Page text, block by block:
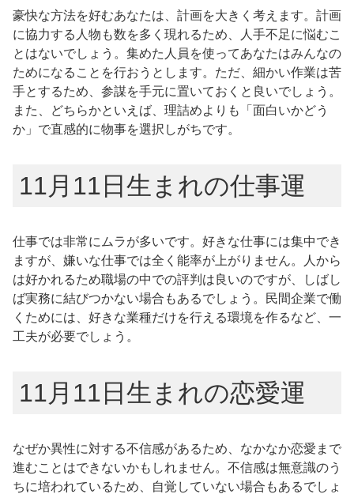
豪快な方法を好むあなたは、計画を大きく考えます。計画
に協力する人物も数を多く現れるため、人手不足に悩むこ
とはないでしょう。集めた人員を使ってあなたはみんなの
ためになることを行おうとします。ただ、細かい作業は苦
手とするため、参謀を手元に置いておくと良いでしょう。
また、どちらかといえば、理詰めよりも「面白いかどう
か」で直感的に物事を選択しがちです。
11月11日生まれの仕事運
仕事では非常にムラが多いです。好きな仕事には集中でき
ますが、嫌いな仕事では全く能率が上がりません。人から
は好かれるため職場の中での評判は良いのですが、しばし
ば実務に結びつかない場合もあるでしょう。民間企業で働
くためには、好きな業種だけを行える環境を作るなど、一
工夫が必要でしょう。
11月11日生まれの恋愛運
なぜか異性に対する不信感があるため、なかなか恋愛まで
進むことはできないかもしれません。不信感は無意識のう
ちに培われているため、自覚していない場合もあるでしょ